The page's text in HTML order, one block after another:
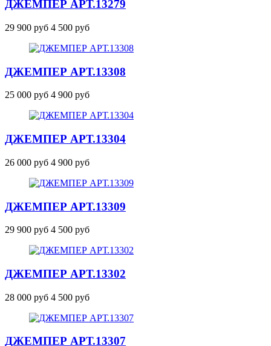
ДЖЕМПЕР АРТ.13279
29 900 руб 4 500 руб
ДЖЕМПЕР АРТ.13308
25 000 руб 4 900 руб
ДЖЕМПЕР АРТ.13304
26 000 руб 4 900 руб
ДЖЕМПЕР АРТ.13309
29 900 руб 4 500 руб
ДЖЕМПЕР АРТ.13302
28 000 руб 4 500 руб
ДЖЕМПЕР АРТ.13307